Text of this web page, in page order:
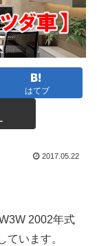
はてブ
2017.05.22
2002年式
ています。